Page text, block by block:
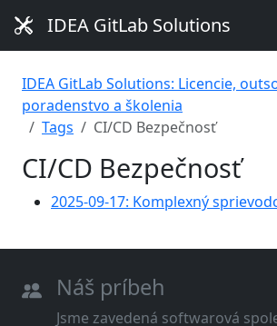
IDEA GitLab Solutions
IDEA GitLab Solutions: Licencie,
poradenstvo a školenia
Tags
CI/CD Bezpečnosť
CI/CD Bezpečnosť
2025-09-17: Komplexný
Náš príbeh
Jsme zavedená softwarová